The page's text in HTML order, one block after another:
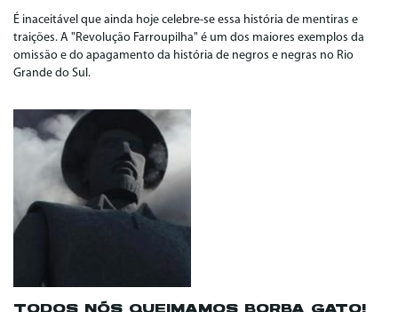
É inaceitável que ainda hoje celebre-se essa história de mentiras e
traições. A "Revolução Farroupilha" é um dos maiores exemplos da
omissão e do apagamento da história de negros e negras no Rio
Grande do Sul.